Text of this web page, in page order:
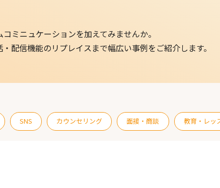
ミニュケーションを加えてみませんか。
配信機能のリプレイスまで幅広い事例をご紹介します。
SNS カウンセリング 面接・商談 教育・レッ